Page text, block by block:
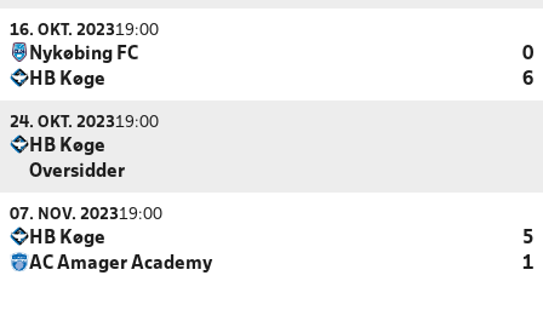
16. OKT. 202319:00
Nykøbing FC
0
HB Køge
6
24. OKT. 202319:00
HB Køge
Oversidder
07. NOV. 202319:00
HB Køge
5
AC Amager Academy
1